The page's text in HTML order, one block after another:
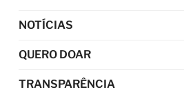
NOTÍCIAS
QUERO DOAR
TRANSPARÊNCIA